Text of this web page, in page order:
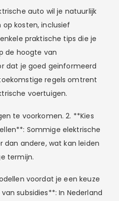
auto wil je natuurlijk
op kosten, inclusief
praktische tips die je
de hoogte van
dat je goed geïnformeerd
regels omtrent
voertuigen.
te voorkomen. 2. **Kies
Sommige elektrische
dan andere, wat kan leiden
termijn.
voordat je een keuze
subsidies**: In Nederland